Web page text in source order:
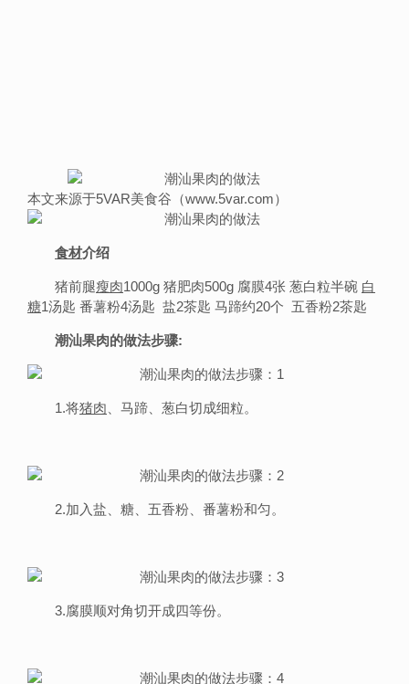
本文来源于5VAR美食谷（www.5var.com）
食材介绍
猪前腿瘦肉1000g 猪肥肉500g 腐膜4张 葱白粒半碗 白
糖1汤匙 番薯粉4汤匙 盐2茶匙 马蹄约20个 五香粉2茶匙
潮汕果肉的做法步骤:
1.将猪肉 、马蹄、葱白切成细粒。
2.加入盐、糖、五香粉、番薯粉和匀。
3.腐膜顺对角切开成四等份。